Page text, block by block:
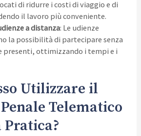
di ridurre i costi di viaggio e di
il lavoro più conveniente.
a distanza: Le udienze
la possibilità di partecipare senza
presenti, ottimizzando i tempi e i
Utilizzare il
Telematico